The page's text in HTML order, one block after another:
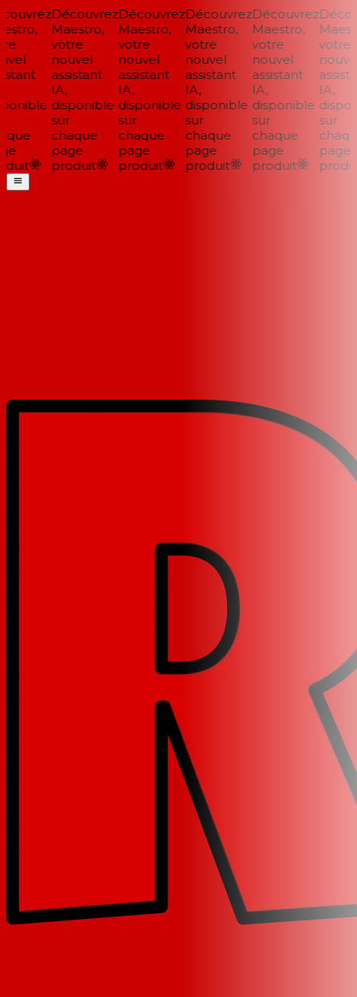
Découvrez
Maestro,
votre
nouvel
assistant
IA,
disponible
sur
chaque
page
produit
Découvrez
Maestro,
votre
nouvel
assistant
IA,
disponible
sur
chaque
page
produit
Découvrez
Maestro,
votre
nouvel
assistant
IA,
disponible
sur
chaque
page
produit
Découvrez
Maestro,
votre
nouvel
assistant
IA,
disponible
sur
chaque
page
produit
votre
nouvel
IA,
sur
page
produit